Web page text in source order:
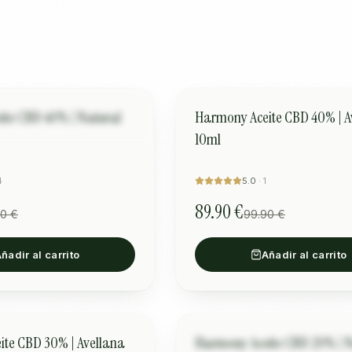
CBD 40% | Natural
€
al carrito
Harmony Aceite CBD 40% |
10ml
5.0 · 1
89.90 €99.90 €
Añadir al carrito
CBD 30% | Avellana ARMONÍA Y EQUILIBRIO
Harmony Aceite CBD 20% | Natural